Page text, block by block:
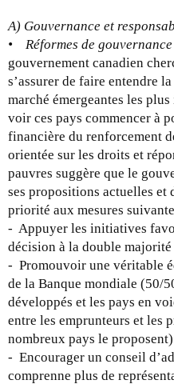
A) Gouvernance et
• Réformes de gouvernance
gouvernement canadien
s’assurer de faire entendre
marché émergeantes les
voir ces pays commencer à
financière du renforcement
orientée sur les droits et
pauvres suggère que le
ses propositions actuelles et
priorité aux mesures
- Appuyer les initiatives
décision à la double
- Promouvoir une véritable
de la Banque mondiale (50/
développés et les pays en
entre les emprunteurs et les
nombreux pays le
- Encourager un conseil
comprenne plus de